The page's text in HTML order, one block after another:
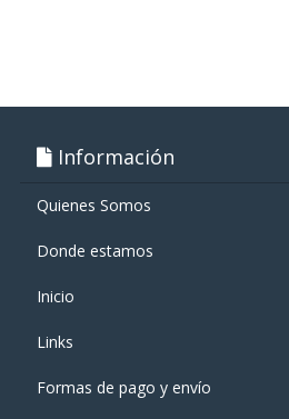
Información
Quienes Somos
Donde estamos
Inicio
Links
Formas de pago y enví­o